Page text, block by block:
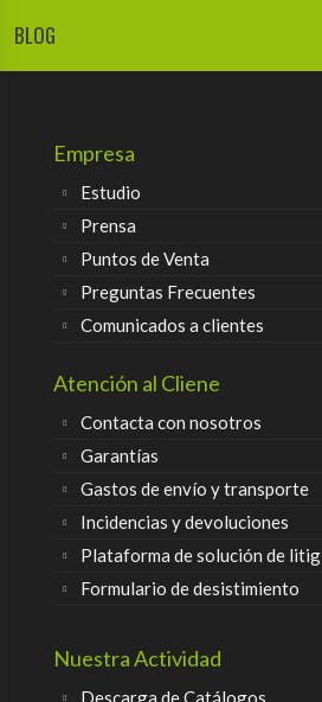
BLOG
Empresa
Estudio
Prensa
Puntos de Venta
Preguntas Frecuentes
Comunicados a clientes
Atención al Cliene
Contacta con nosotros
Garantías
Gastos de envío y transporte
Incidencias y devoluciones
Plataforma de solución de
Formulario de desistimiento
Nuestra Actividad
Descarga de Catálogos